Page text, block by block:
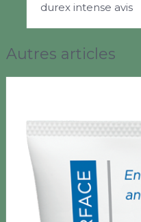
durex intense avis
Autres articles